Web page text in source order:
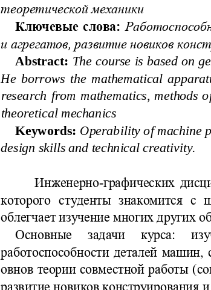
теоретической механики
Ключевые слова:
и агрегатов, развитие новиков
Abstract: The course is based on
He  borrows  the  mathematical
research  from  mathematics,  methods
theoretical mechanics
Keywords: Operability of machine
design skills and technical creativity.
Инженерно-графических
которого  студенты  знакомится  с
облегчает изучение многих других
Основные  задачи  курса:
работоспособности деталей машин,
овнов теории совместной работы
развитие новиков конструирования